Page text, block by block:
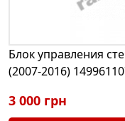
Блок управления
(2007-2016)
3 000 грн